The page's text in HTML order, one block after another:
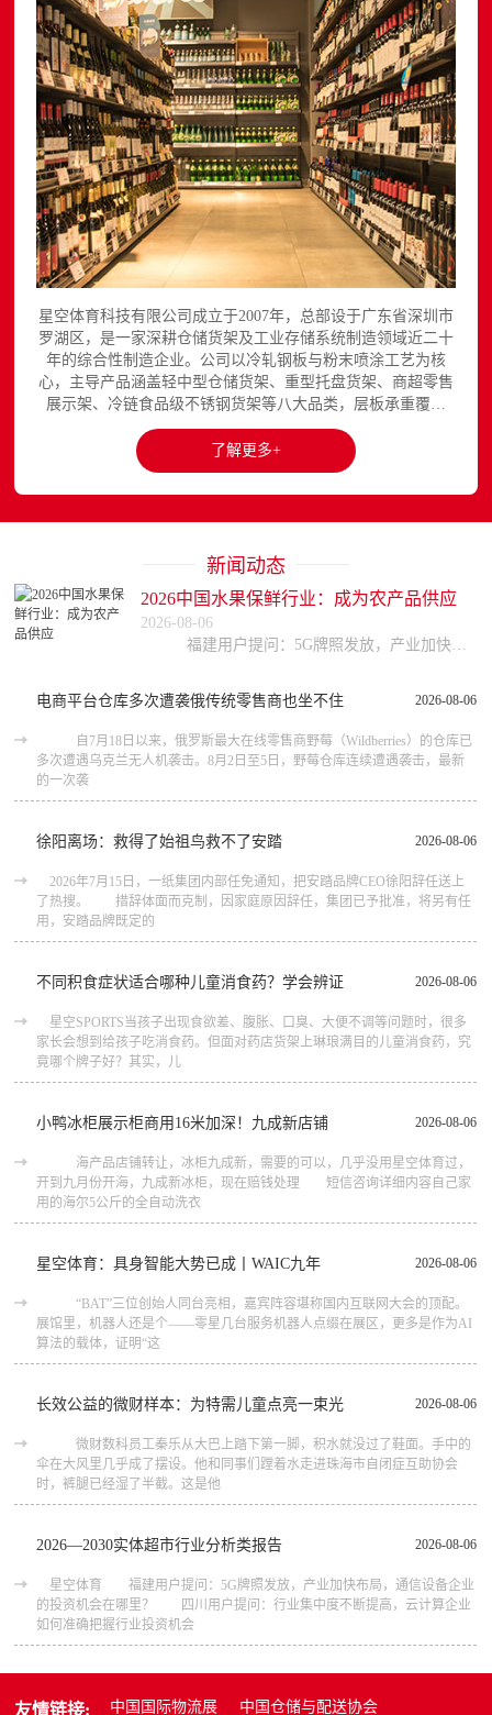
星空体育科技有限公司成立于2007年，总部设于广东省深圳市
罗湖区，是一家深耕仓储货架及工业存储系统制造领域近二十
年的综合性制造企业。公司以冷轧钢板与粉末喷涂工艺为核
心，主导产品涵盖轻中型仓储货架、重型托盘货架、商超零售
展示架、冷链食品级不锈钢货架等八大品类，层板承重覆盖
150至3000kg，产品出口欧美、东南亚、中东等区域市场，已
与国内外超过300家企业建立长期合作关系。星空平台官网提
供完整的产品展示与在线咨询服务...
了解更多+
新闻动态
2026中国水果保鲜行业：成为农产品供应
2026-08-06
2026-08-06
电商平台仓库多次遭袭俄传统零售商也坐不住
自7月18日以来，俄罗斯最大在线零售商野莓（Wildberries）的仓库已
多次遭遇乌克兰无人机袭击。8月2日至5日，野莓仓库连续遭遇袭击，最新
的一次袭
2026-08-06
徐阳离场：救得了始祖鸟救不了安踏
2026年7月15日，一纸集团内部任免通知，把安踏品牌CEO徐阳辞任送上
了热搜。 措辞体面而克制，因家庭原因辞任，集团已予批准，将另有任
用，安踏品牌既定的
2026-08-06
不同积食症状适合哪种儿童消食药？学会辨证
星空SPORTS当孩子出现食欲差、腹胀、口臭、大便不调等问题时，很多
家长会想到给孩子吃消食药。但面对药店货架上琳琅满目的儿童消食药，究
竟哪个牌子好？其实，儿
2026-08-06
小鸭冰柜展示柜商用16米加深！九成新店铺
海产品店铺转让，冰柜九成新，需要的可以，几乎没用星空体育过，
开到九月份开海，九成新冰柜，现在赔钱处理 短信咨询详细内容自己家
用的海尔5公斤的全自动洗衣
2026-08-06
星空体育：具身智能大势已成丨WAIC九年
“BAT”三位创始人同台亮相，嘉宾阵容堪称国内互联网大会的顶配。
展馆里，机器人还是个——零星几台服务机器人点缀在展区，更多是作为AI
算法的载体，证明“这
2026-08-06
长效公益的微财样本：为特需儿童点亮一束光
微财数科员工秦乐从大巴上踏下第一脚，积水就没过了鞋面。手中的
伞在大风里几乎成了摆设。他和同事们蹚着水走进珠海市自闭症互助协会
时，裤腿已经湿了半截。这是他
2026-08-06
2026—2030实体超市行业分析类报告
星空体育 福建用户提问：5G牌照发放，产业加快布局，通信设备企业
的投资机会在哪里？ 四川用户提问：行业集中度不断提高，云计算企业
如何准确把握行业投资机会
友情链接: 中国国际物流展 中国仓储与配送协会